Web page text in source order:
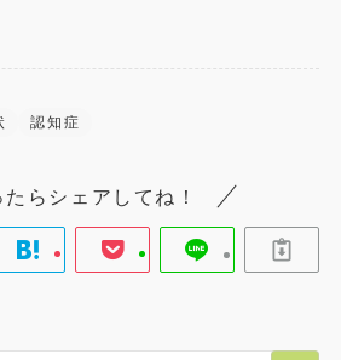
認知症
たらシェアしてね！